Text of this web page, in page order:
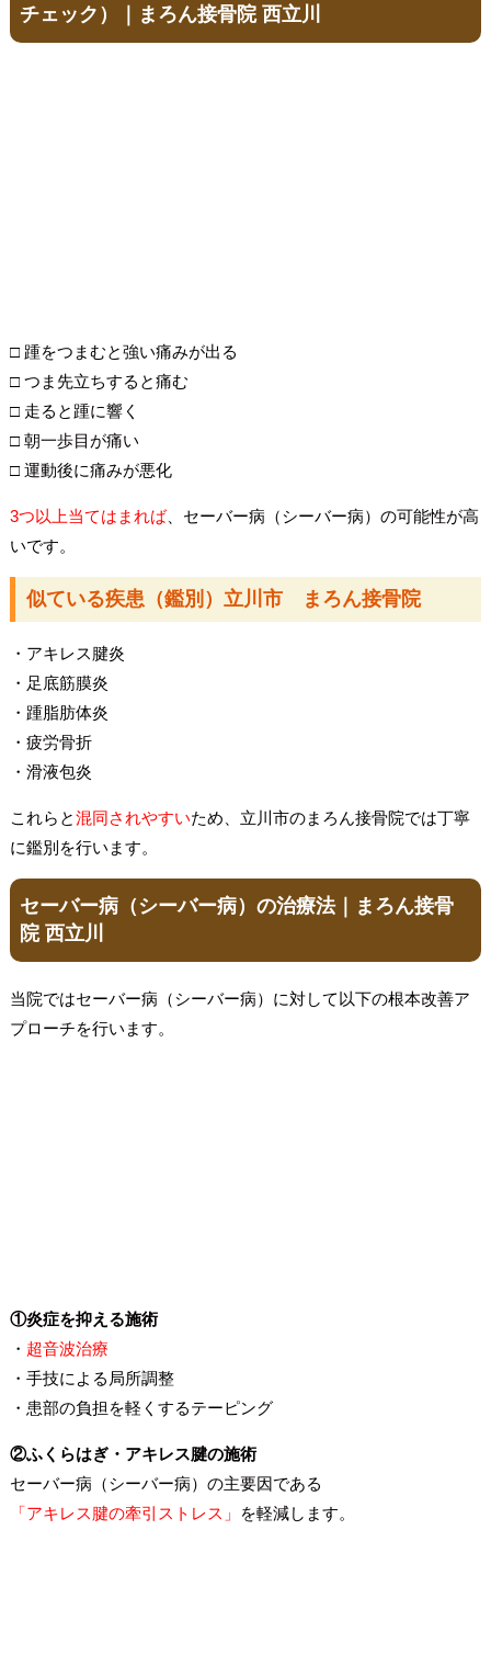
チェック）｜まろん接骨院 西立川
□ 踵をつまむと強い痛みが出る
□ つま先立ちすると痛む
□ 走ると踵に響く
□ 朝一歩目が痛い
□ 運動後に痛みが悪化
3つ以上当てはまれば、セーバー病（シーバー病）の可能性が高
いです。
似ている疾患（鑑別）立川市 まろん接骨院
・アキレス腱炎
・足底筋膜炎
・踵脂肪体炎
・疲労骨折
・滑液包炎
これらと混同されやすいため、立川市のまろん接骨院では丁寧
に鑑別を行います。
セーバー病（シーバー病）の治療法｜まろん接骨
院 西立川
当院ではセーバー病（シーバー病）に対して以下の根本改善ア
プローチを行います。
①炎症を抑える施術
・ 超音波治療
・手技による局所調整
・患部の負担を軽くするテーピング
②ふくらはぎ・アキレス腱の施術
セーバー病（シーバー病）の主要因である
「アキレス腱の牽引ストレス」
を軽減します。